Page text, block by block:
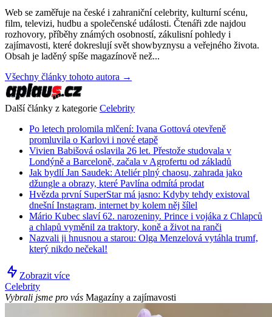
Web se zaměřuje na české i zahraniční celebrity, kulturní scénu,
film, televizi, hudbu a společenské události. Čtenáři zde najdou
rozhovory, příběhy známých osobností, zákulisní pohledy i
zajímavosti, které dokreslují svět showbyznysu a veřejného života.
Obsah je laděný spíše magazínově než...
Všechny články tohoto autora →
Další články z kategorie Celebrity
Po letech prolomila mlčení: Ivana Gottová otevřeně
promluvila o Karlovi i nové etapě
Vivien Babišová oslavila 26 let. Přestože studovala v
Londýně a Barceloně, začala v Agrofertu od základů
Jak bydlí Jan Saudek: Ateliér plný chaosu, zahrada jako
džungle a obrazy, které Pavlína odmítá prodat
Hvězda první SuperStar má jasno: Kdyby tehdy existoval
dnešní Instagram, internet by kolem něj šílel
Mário Kubec slaví 62. narozeniny. Prince i vojáka z Chlapců
a chlapů vyměnil za traktory, koně a život na ranči
Nazvali ji hnusnou a starou: Olga Menzelová vytáhla trumf,
který nikdo nečekal!
Zobrazit více
Celebrity
Vybrali jsme pro vás Magazíny a zajímavosti